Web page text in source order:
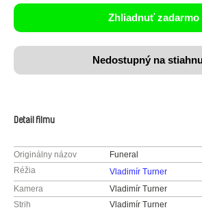
Zhliadnuť zadarmo
Nedostupný na
Detail filmu
Originálny názov
Funeral
Réžia
Vladimír Turner
Kamera
Vladimír Turner
Strih
Vladimír Turner